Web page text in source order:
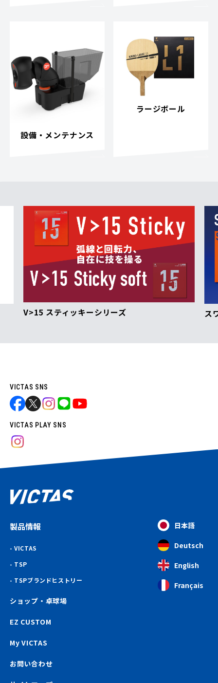
設備・メンテナンス
ラージボール
V>15 スティッキーシリーズ ス
VICTAS SNS
VICTAS PLAY SNS
製品情報
VICTAS
TSP
TSPブランドヒストリー
ショップ・卓球場
EZ CUSTOM
My VICTAS
お問い合わせ
日本語
Deutsch
English
Français